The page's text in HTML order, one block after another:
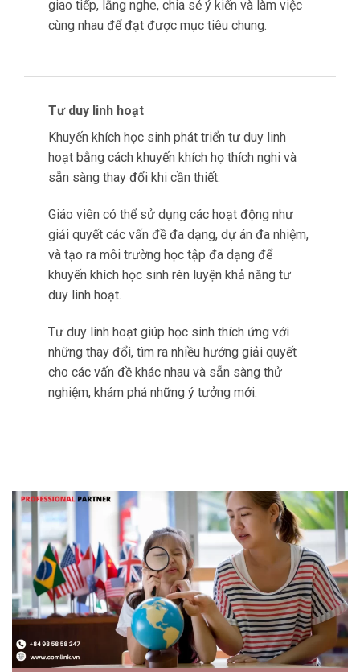
học tập tích cực.
giao tiếp, lắng nghe, chia sẻ ý kiến và làm việc
Tư duy linh hoạt
Khuyến khích học sinh phát triển tư duy linh
hoạt bằng cách khuyến khích họ thích nghi và
sẵn sàng thay đổi khi cần thiết.
Giáo viên có thể sử dụng các hoạt động như
giải quyết các vấn đề đa dạng, dự án đa nhiệm,
và tạo ra môi trường học tập đa dạng để
khuyến khích học sinh rèn luyện khả năng tư
duy linh hoạt.
Tư duy linh hoạt giúp học sinh thích ứng với